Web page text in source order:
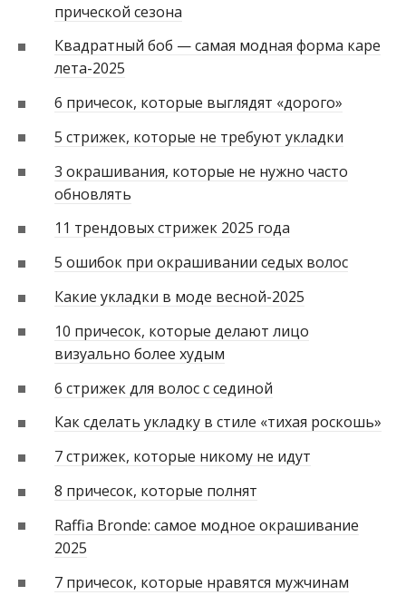
прической сезона
Квадратный боб — самая модная форма каре
лета-2025
6 причесок, которые выглядят «дорого»
5 стрижек, которые не требуют укладки
3 окрашивания, которые не нужно часто
обновлять
11 трендовых стрижек 2025 года
5 ошибок при окрашивании седых волос
Какие укладки в моде весной-2025
10 причесок, которые делают лицо
визуально более худым
6 стрижек для волос с сединой
Как сделать укладку в стиле «тихая роскошь»
7 стрижек, которые никому не идут
8 причесок, которые полнят
Raffia Bronde: самое модное окрашивание
2025
7 причесок, которые нравятся мужчинам